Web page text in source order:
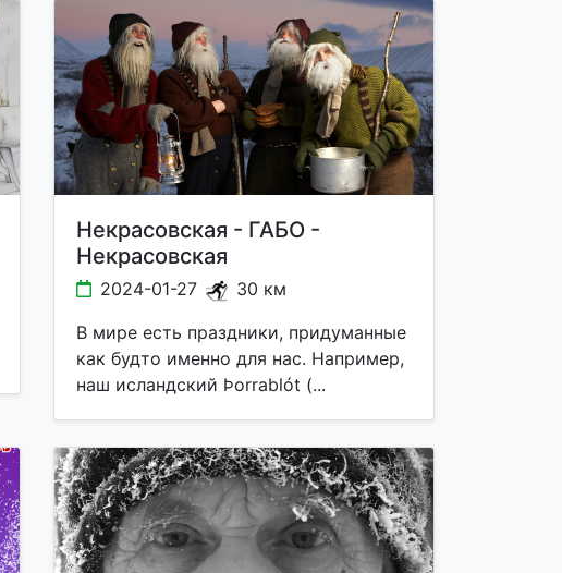
Некрасовская - ГАБО -
Некрасовская
2024-01-27
30 км
В мире есть праздники, придуманные
как будто именно для нас. Например,
наш исландский Þorrablót (...